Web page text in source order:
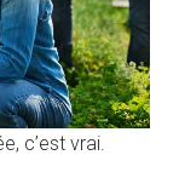
c’est vrai.